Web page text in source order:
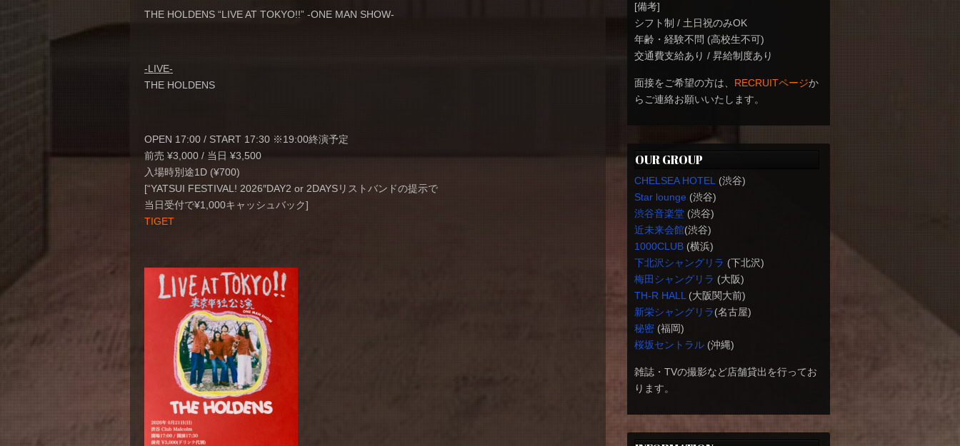
THE HOLDENS “LIVE AT TOKYO!!” -ONE MAN SHOW-
-LIVE-
THE HOLDENS
OPEN 17:00 / START 17:30 ※19:00終演予定
前売 ¥3,000 / 当日 ¥3,500
入場時別途1D (¥700)
[“YATSUI FESTIVAL! 2026″DAY2 or 2DAYSリストバンドの提示で
当日受付で¥1,000キャッシュバック]
TIGET
[備考]
シフト制 / 土日祝のみOK
年齢・経験不問 (高校生不可)
交通費支給あり / 昇給制度あり
面接をご希望の方は、 RECRUITページか
らご連絡お願いいたします。
OUR GROUP
CHELSEA HOTEL
(渋谷)
Star lounge(渋谷)
渋谷音楽堂(渋谷)
近未来会館(渋谷)
1000CLUB(横浜)
下北沢シャングリラ (下北沢)
梅田シャングリラ (大阪)
TH-R HALL (大阪関大前)
新栄シャングリラ(名古屋)
秘密(福岡)
桜坂セントラル(沖縄)
雑誌・TVの撮影など店舗貸出を行ってお
ります。